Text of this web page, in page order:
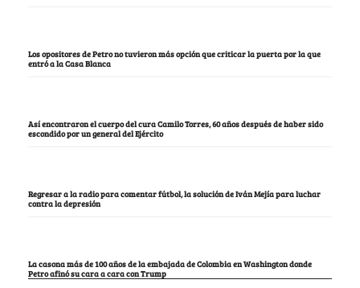
Los opositores de Petro no tuvieron más opción que criticar la puerta por la que
entró a la Casa Blanca
Así encontraron el cuerpo del cura Camilo Torres, 60 años después de haber sido
escondido por un general del Ejército
Regresar a la radio para comentar fútbol, la solución de Iván Mejía para luchar
contra la depresión
La casona más de 100 años de la embajada de Colombia en Washington donde
Petro afinó su cara a cara con Trump